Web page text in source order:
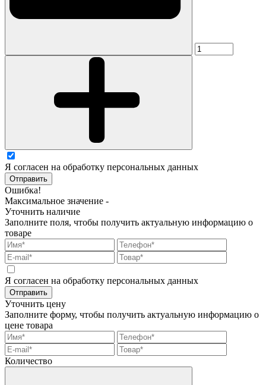
Я согласен на обработку персональных данных
Отправить
Ошибка!
Максимальное значение -
Уточнить наличие
Заполните поля, чтобы получить актуальную информацию о
товаре
Я согласен на обработку персональных данных
Отправить
Уточнить цену
Заполните форму, чтобы получить актуальную информацию о
цене товара
Количество